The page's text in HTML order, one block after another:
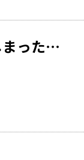
まった…